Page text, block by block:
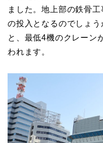
ました。地上部の鉄骨
の投入となるのでしょ
と、最低4機のクレーン
われます。